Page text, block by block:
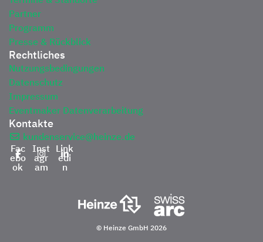
Partner
Programm
Presse & Rückblick
Rechtliches
Nutzungsbedingungen
Datenschutz
Impressum
Eventmaker Datenverarbeitung
Kontakte
kundenservice@heinze.de
Fac
ebo
ok
Inst
agr
am
Link
edi
n
© Heinze GmbH 2026